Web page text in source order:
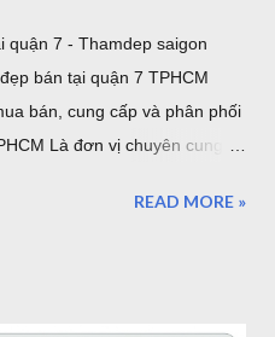
quận 7 - Thamdep saigon
bán tại quận 7 TPHCM
bán, cung cấp và phân phối
Là đơn vị chuyên cung
trưng bày sản phẩm, vừa
READ MORE »